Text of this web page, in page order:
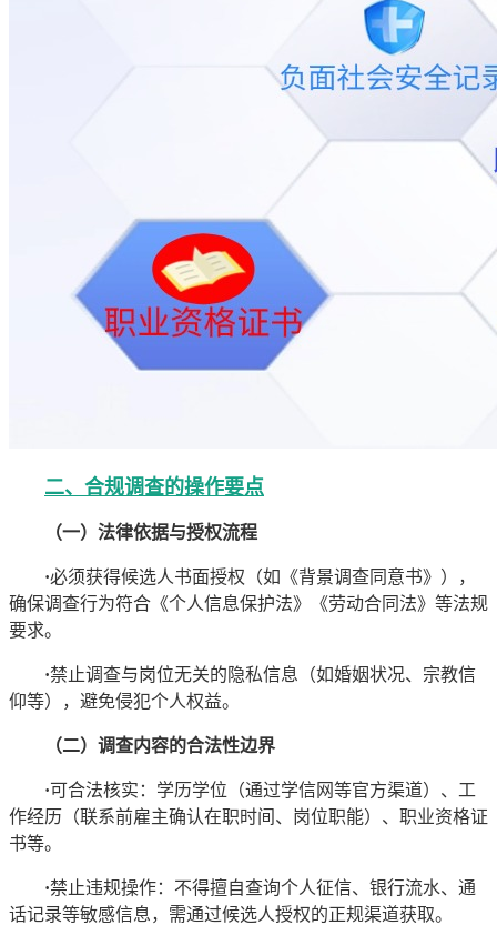
二、合规调查的操作要点
（一）法律依据与授权流程
·必须获得候选人书面授权（如《背景调查同意书》），
确保调查行为符合《个人信息保护法》《劳动合同法》等法规
要求。
·禁止调查与岗位无关的隐私信息（如婚姻状况、宗教信
仰等），避免侵犯个人权益。
（二）调查内容的合法性边界
·可合法核实：学历学位（通过学信网等官方渠道）、工
作经历（联系前雇主确认在职时间、岗位职能）、职业资格证
书等。
·禁止违规操作：不得擅自查询个人征信、银行流水、通
话记录等敏感信息，需通过候选人授权的正规渠道获取。